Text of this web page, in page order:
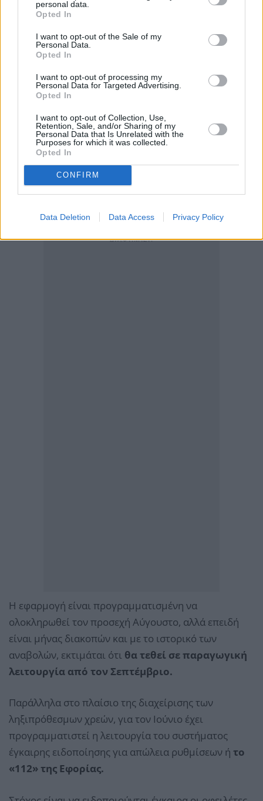
personal data.
Opted In
I want to opt-out of the Sale of my
Personal Data.
Opted In
I want to opt-out of processing my
Personal Data for Targeted Advertising.
Opted In
I want to opt-out of Collection, Use,
Retention, Sale, and/or Sharing of my
Personal Data that Is Unrelated with the
Purposes for which it was collected.
Opted In
CONFIRM
Data Deletion Data Access Privacy Policy
Συγχρόνως όμως, οι κατασχέσεις δεν θα
περιορίζονται μόνο στον βασικό οφειλέτη, αλλά θα
κατά των συνυπόχρεων προσώπων.
Πρόκειται για
εγγυητές, νόμιμοι εκπρόσωποι
της περιόδου εκπροσώπησης), συσχετιζόμενες
Η εφαρμογή είναι προγραμματισμένη να
ολοκληρωθεί τον προσεχή Αύγουστο, αλλά επειδή
είναι μήνας διακοπών και με το ιστορικό των
αναβολών, εκτιμάται ότι θα τεθεί σε παραγωγική
λειτουργία από τον Σεπτέμβριο.
Παράλληλα στο πλαίσιο της διαχείρισης των
ληξιπρόθεσμων χρεών, για τον Ιούνιο έχει
προγραμματιστεί η λειτουργία του συστήματος
έγκαιρης ειδοποίησης για απώλεια ρυθμίσεων ή το
«112» της Εφορίας.